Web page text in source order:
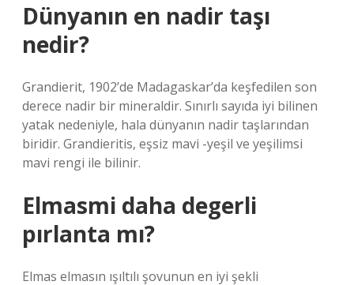
Dünyanın en nadir taşı
nedir?
Grandierit, 1902’de Madagaskar’da keşfedilen son
derece nadir bir mineraldir. Sınırlı sayıda iyi bilinen
yatak nedeniyle, hala dünyanın nadir taşlarından
biridir. Grandieritis, eşsiz mavi -yeşil ve yeşilimsi
mavi rengi ile bilinir.
Elmasmi daha degerli
pırlanta mı?
Elmas elmasın ışıltılı şovunun en iyi şekli